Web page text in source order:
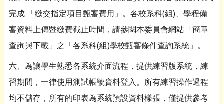
完成 「繳交指定項目甄審費用」。各校系科(組)、學程備
審資料上傳暨繳費截止時間，請參閱本委員會網站「簡章
查詢與下載」之「各系科(組)學校甄審條件查詢系統」。
六、為讓學生熟悉各系統介面流程，提供練習版系統，練
習期間，一律使用測試帳號資料登入。所有練習操作過程
均不儲存，所有的印表為系統預設資料樣張，僅提供參考